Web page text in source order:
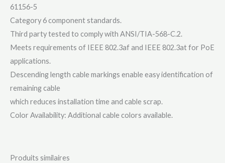
61156-5
Category 6 component standards.
Third party tested to comply with ANSI/TIA-568-C.2.
Meets requirements of IEEE 802.3af and IEEE 802.3at for PoE
applications.
Descending length cable markings enable easy identification of
remaining cable
which reduces installation time and cable scrap.
Color Availability: Additional cable colors available.
Produits similaires